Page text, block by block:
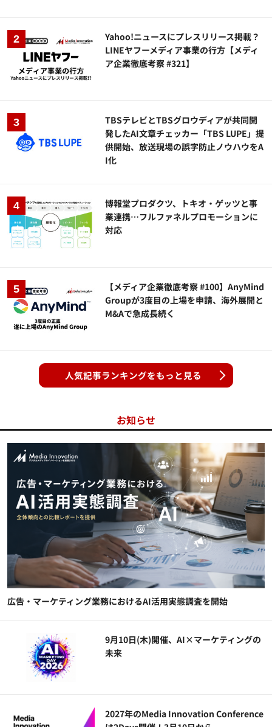
Yahoo!ニュースにプレスリリース掲載？
LINEヤフーメディア事業の行方【メディ
ア企業徹底考察 #321】
TBSテレビとTBSグロウディアが共同開
発したAI文章チェッカー「TBS LUPE」提
供開始、放送現場の誤字防止ノウハウをA
I化
博報堂プロダクツ、トキオ・ゲッツと事
業連携…フルファネルプロモーションに
対応
【メディア企業徹底考察 #100】AnyMind
Groupが3度目の上場を申請、海外展開と
M&Aで急成長続く
人気記事ランキングをもっと見る
お知らせ
広告・マーケティング業務におけるAI活用実態調査を開始
9月10日(木)開催、AI×マーケティングの
未来
2027年のMedia Innovation Conference